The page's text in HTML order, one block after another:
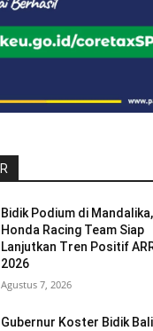
Bidik Podium di
Honda Racing Team Siap
Lanjutkan Tren Positif
2026
Agustus 7, 2026
Gubernur Koster Bidik